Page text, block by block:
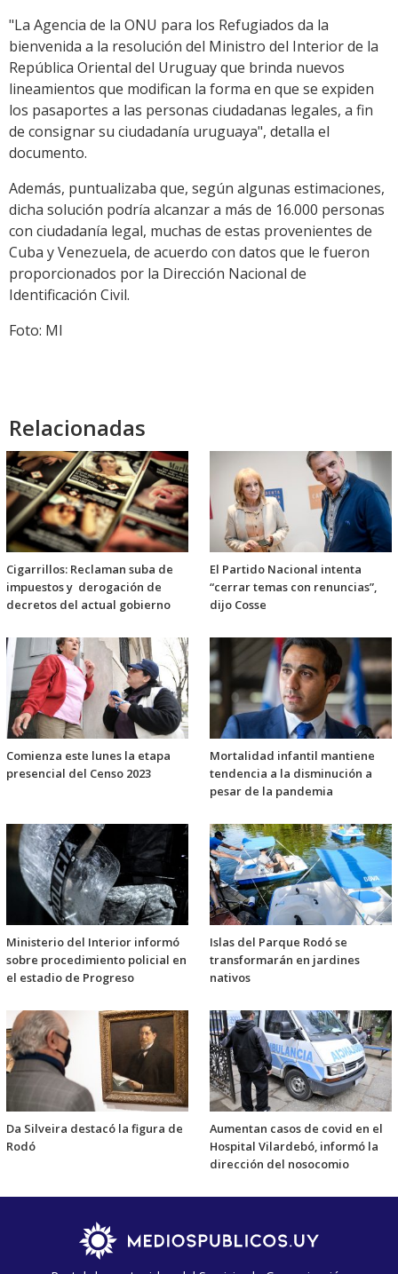
"La Agencia de la ONU para los Refugiados da la
bienvenida a la resolución del Ministro del Interior de la
República Oriental del Uruguay que brinda nuevos
lineamientos que modifican la forma en que se expiden
los pasaportes a las personas ciudadanas legales, a fin
de consignar su ciudadanía uruguaya", detalla el
documento.
Además, puntualizaba que, según algunas estimaciones,
dicha solución podría alcanzar a más de 16.000 personas
con ciudadanía legal, muchas de estas provenientes de
Cuba y Venezuela, de acuerdo con datos que le fueron
proporcionados por la Dirección Nacional de
Identificación Civil.
Foto: MI
Relacionadas
Cigarrillos: Reclaman suba de
impuestos y derogación de
decretos del actual gobierno
El Partido Nacional intenta
“cerrar temas con renuncias”,
dijo Cosse
Comienza este lunes la etapa
presencial del Censo 2023
Mortalidad infantil mantiene
tendencia a la disminución a
pesar de la pandemia
Ministerio del Interior informó
sobre procedimiento policial en
el estadio de Progreso
Islas del Parque Rodó se
transformarán en jardines
nativos
Da Silveira destacó la figura de
Rodó
Aumentan casos de covid en el
Hospital Vilardebó, informó la
dirección del nosocomio